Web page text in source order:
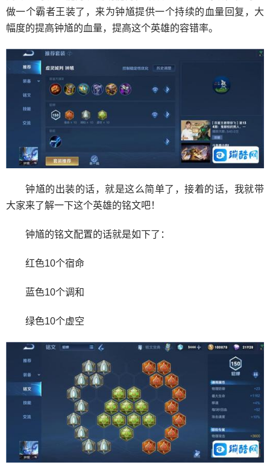
做一个霸者王装了，来为钟馗提供一个持续的血量回复，大
幅度的提高钟馗的血量，提高这个英雄的容错率。
钟馗的出装的话，就是这么简单了，接着的话，我就带
大家来了解一下这个英雄的铭文吧！
钟馗的铭文配置的话就是如下了：
红色10个宿命
蓝色10个调和
绿色10个虚空